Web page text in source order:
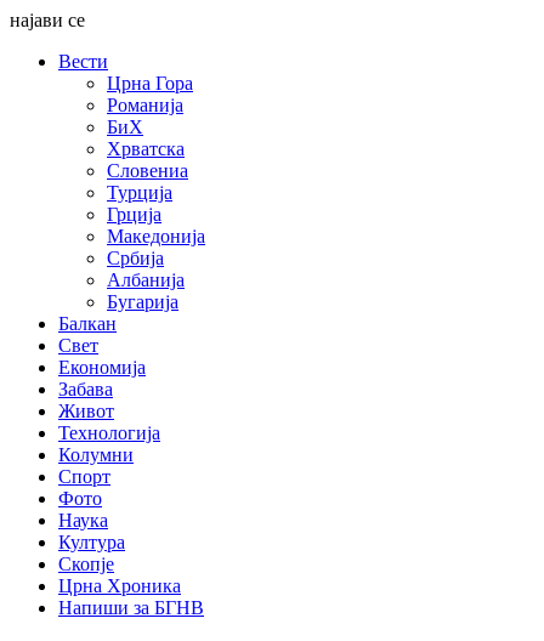
најави се
Вести
Црна Гора
Романија
БиХ
Хрватска
Словениа
Турција
Грција
Македонија
Србија
Албанија
Бугарија
Балкан
Свет
Економија
Забава
Живот
Технологија
Колумни
Спорт
Фото
Наука
Култура
Скопје
Црна Хроника
Напиши за БГНВ